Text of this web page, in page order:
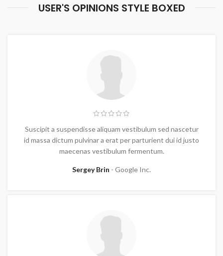
USER'S OPINIONS STYLE BOXED
Suscipit a suspendisse aliquam vestibulum sed nascetur
id massa dictum pulvinar a erat per parturient dui id justo
maecenas vestibulum fermentum.
Sergey Brin Google Inc.